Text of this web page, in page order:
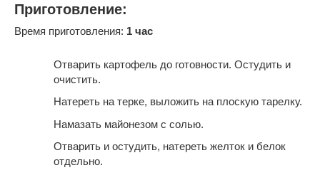
Приготовление:
Время приготовления: 1 час
Отварить картофель до готовности. Остудить и
очистить.
Натереть на терке, выложить на плоскую тарелку.
Намазать майонезом с солью.
Отварить и остудить, натереть желток и белок
отдельно.